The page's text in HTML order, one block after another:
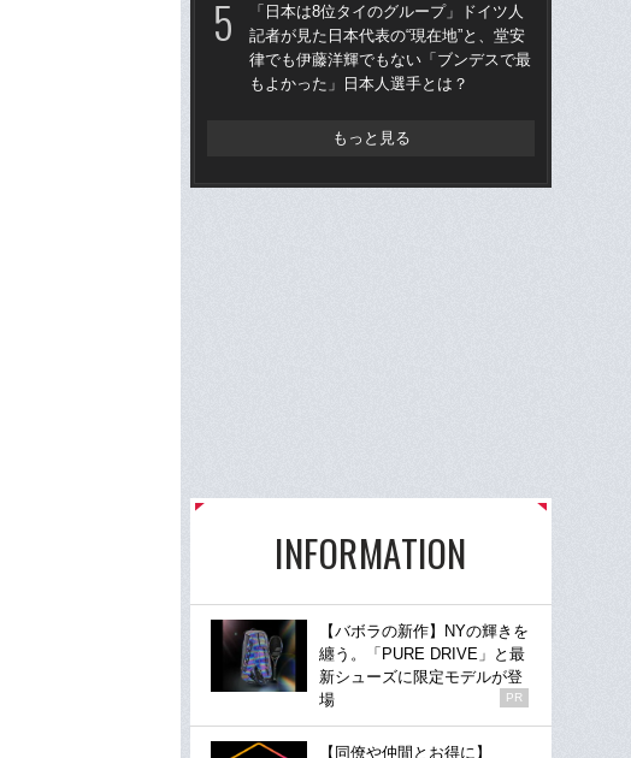
「日本は8位タイのグループ」ドイツ人
記者が見た日本代表の“現在地”と、堂安
律でも伊藤洋輝でもない「ブンデスで最
もよかった」日本人選手とは？
もっと見る
INFORMATION
【バボラの新作】NYの輝きを
纏う。「PURE DRIVE」と最
新シューズに限定モデルが登
場
PR
【同僚や仲間とお得に】